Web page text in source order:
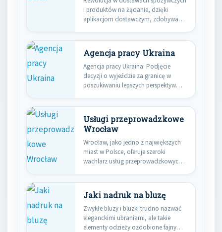
i produktów na żądanie, dzięki
aplikacjom dostawczym, zdobywa
Agencja pracy Ukraina
Agencja pracy Ukraina: Podjęcie
decyzji o wyjeździe za granicę w
poszukiwaniu lepszych perspektyw
Usługi przeprowadzkowe
Wrocław
Wrocław, jako jedno z największych
miast w Polsce, oferuje szeroki
wachlarz usług przeprowadzkowych,
Jaki nadruk na bluzę
Zwykłe bluzy i bluzki trudno nazwać
eleganckimi ubraniami, ale takie
elementy odzieży ozdobione fajnym